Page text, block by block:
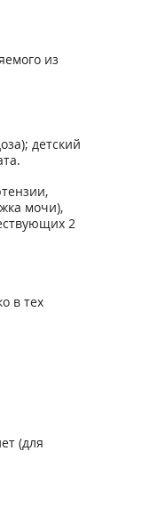
из
детский
мочи),
2
в тех
(для